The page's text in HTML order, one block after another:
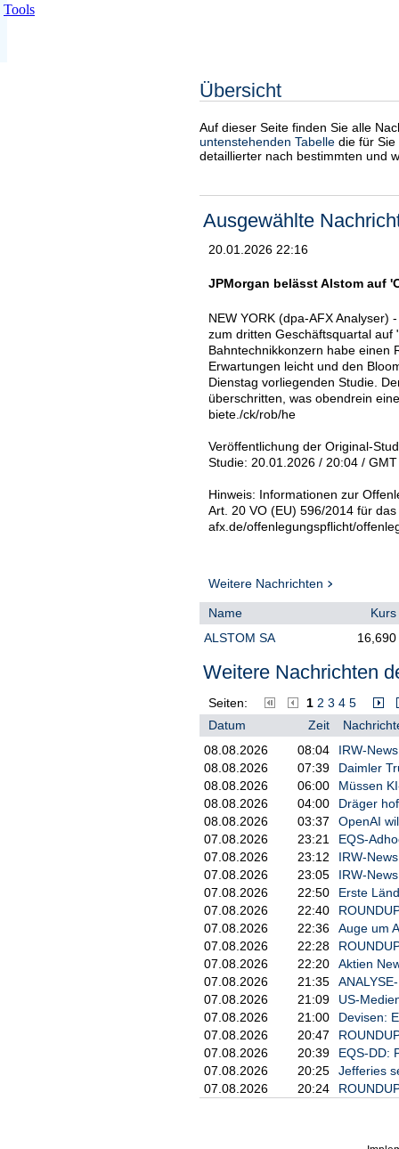
Tools
Übersicht
Auf dieser Seite finden Sie alle
untenstehenden Tabelle die für
detaillierter nach bestimmten und
Ausgewählte
20.01.2026 22:16
JPMorgan belässt Alstom auf
NEW YORK (dpa-AFX Analyser)
zum dritten Geschäftsquartal auf
Bahntechnikkonzern habe einen
Erwartungen leicht und den
Dienstag vorliegenden Studie.
überschritten, was obendrein
biete./ck/rob/he
Veröffentlichung der Original-
Studie: 20.01.2026 / 20:04 / GMT
Hinweis: Informationen zur
Art. 20 VO (EU) 596/2014 für
afx.de/offenlegungspflicht/
Weitere Nachrichten
Name
Kurs
ALSTOM SA
16,690
Weitere Nachrichten
Seiten: 1 2 3 4 5
Datum
Zeit
08.08.2026
08:04
IRW-
08.08.2026
07:39
Daimler
08.08.2026
06:00
Müssen
08.08.2026
04:00
Dräger
08.08.2026
03:37
OpenAI
07.08.2026
23:21
EQS-
07.08.2026
23:12
IRW-
07.08.2026
23:05
IRW-
07.08.2026
22:50
Erste
07.08.2026
22:40
07.08.2026
22:36
Auge um
07.08.2026
22:28
07.08.2026
22:20
Aktien
07.08.2026
21:35
07.08.2026
21:09
US-
07.08.2026
21:00
Devisen:
07.08.2026
20:47
07.08.2026
20:39
EQS-DD:
07.08.2026
20:25
Jefferies
07.08.2026
20:24